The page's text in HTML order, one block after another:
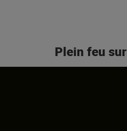
Plein feu sur